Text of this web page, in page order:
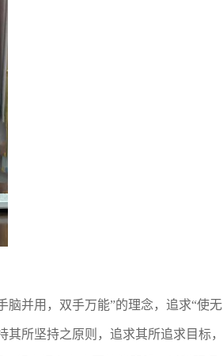
并用，双手万能”的理念，追求“使无
所坚持之原则，追求其所追求目标，